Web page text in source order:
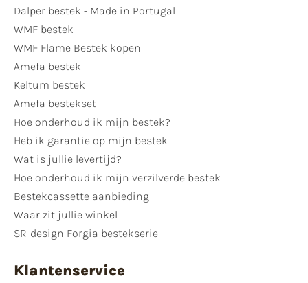
Dalper bestek - Made in Portugal
WMF bestek
WMF Flame Bestek kopen
Amefa bestek
Keltum bestek
Amefa bestekset
Hoe onderhoud ik mijn bestek?
Heb ik garantie op mijn bestek
Wat is jullie levertijd?
Hoe onderhoud ik mijn verzilverde bestek
Bestekcassette aanbieding
Waar zit jullie winkel
SR-design Forgia bestekserie
Klantenservice